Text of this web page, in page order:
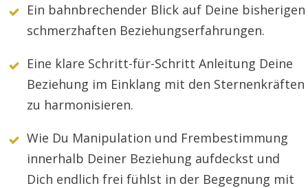
Ein bahnbrechender Blick auf Deine bisherigen
schmerzhaften Beziehungserfahrungen.
Eine klare Schritt-für-Schritt Anleitung Deine
Beziehung im Einklang mit den Sternenkräften
zu harmonisieren.
Wie Du Manipulation und Frembestimmung
innerhalb Deiner Beziehung aufdeckst und
Dich endlich frei fühlst in der Begegnung mit